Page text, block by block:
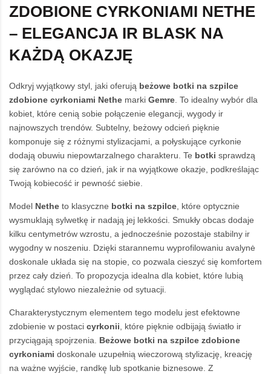
ZDOBIONE CYRKONIAMI NETHE
– ELEGANCJA IR BLASK NA
KAŻDĄ OKAZJĘ
Odkryj wyjątkowy styl, jaki oferują beżowe botki na szpilce
zdobione cyrkoniami Nethe marki Gemre. To idealny wybór dla
kobiet, które cenią sobie połączenie elegancji, wygody ir
najnowszych trendów. Subtelny, beżowy odcień pięknie
komponuje się z różnymi stylizacjami, a połyskujące cyrkonie
dodają obuwiu niepowtarzalnego charakteru. Te botki sprawdzą
się zarówno na co dzień, jak ir na wyjątkowe okazje, podkreślając
Twoją kobiecość ir pewność siebie.
Model Nethe to klasyczne botki na szpilce, które optycznie
wysmuklają sylwetkę ir nadają jej lekkości. Smukły obcas dodaje
kilku centymetrów wzrostu, a jednocześnie pozostaje stabilny ir
wygodny w noszeniu. Dzięki starannemu wyprofilowaniu avalynė
doskonale układa się na stopie, co pozwala cieszyć się komfortem
przez cały dzień. To propozycja idealna dla kobiet, które lubią
wyglądać stylowo niezależnie od sytuacji.
Charakterystycznym elementem tego modelu jest efektowne
zdobienie w postaci cyrkonii, które pięknie odbijają światło ir
przyciągają spojrzenia. Beżowe botki na szpilce zdobione
cyrkoniami doskonale uzupełnią wieczorową stylizację, kreację
na ważne wyjście, randkę lub spotkanie biznesowe. Z